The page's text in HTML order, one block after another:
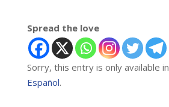
Spread the love
Sorry, this entry is only available in
Español.